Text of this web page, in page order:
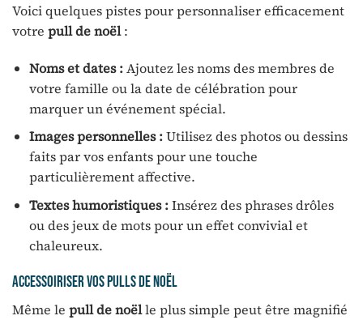
Voici quelques pistes pour personnaliser efficacement
votre pull de noël:
Noms et dates :Ajoutez les noms des membres de
votre famille ou la date de célébration pour
marquer un événement spécial.
Images personnelles :Utilisez des photos ou dessins
faits par vos enfants pour une touche
particulièrement affective.
Textes humoristiques :Insérez des phrases drôles
ou des jeux de mots pour un effet convivial et
chaleureux.
Accessoiriser vos pulls de noël
Même le pull de noëlle plus simple peut être magnifié